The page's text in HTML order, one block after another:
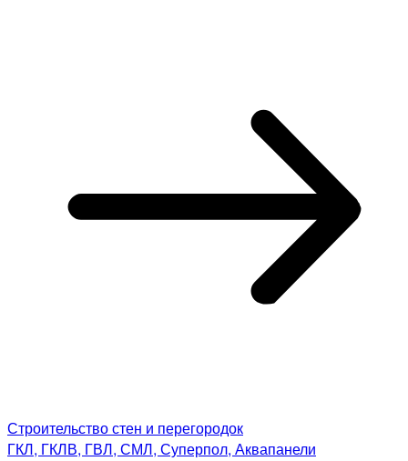
Строительство стен и перегородок
ГКЛ, ГКЛВ, ГВЛ, СМЛ, Суперпол, Аквапанели